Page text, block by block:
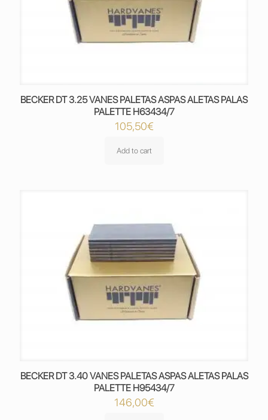
BECKER DT 3.25 VANES PALETAS ASPAS ALETAS PALAS
PALETTE H63434/7
105,50€
Add to cart
BECKER DT 3.40 VANES PALETAS ASPAS ALETAS PALAS
PALETTE H95434/7
146,00€